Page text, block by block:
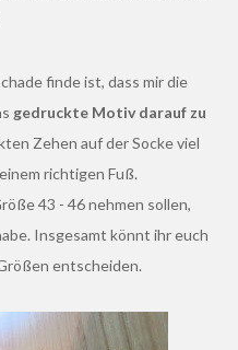
finde ist, dass mir die
gedruckte Motiv darauf zu
Zehen auf der Socke viel
richtigen Fuß.
Insgesamt könnt ihr euch
entscheiden.